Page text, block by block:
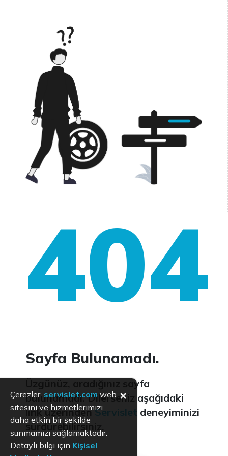
404
Sayfa Bulunamadı.
Üzgünüz, aradığınız sayfa
bulunamadı. Dilerseniz aşağıdaki
link üzerindenServislet deneyiminizi
sürdürebilirsiniz.
Çerezler, servislet.com web
sitesini ve hizmetlerimizi
daha etkin bir şekilde
sunmamızı sağlamaktadır.
Detaylı bilgi için Kişisel
×